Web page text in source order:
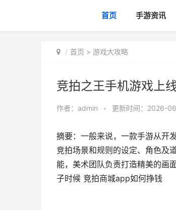
首页 手游资讯
首页 > 游戏大攻略
竞拍之王手机游戏上
作者： admin • 更新时间：2026-
摘要：一般来说，一款手游从开
竞拍场景和规则的设定、角色及
能，美术团队负责打造精美的画
子时候 竞拍商城app如何挣钱